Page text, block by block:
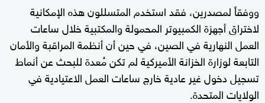
ووفقاً لمصدرين، فقد استخدم المتسللون هذه الإمكانية
لاختراق أجهزة الكمبيوتر المحمولة والمكتبية خلال ساعات
العمل النهارية في الصين، في حين أن أنظمة المراقبة والأمان
التابعة لوزارة الخزانة الأميركية لم تكن مُعدة للبحث عن أنماط
تسجيل دخول غير عادية خارج ساعات العمل الاعتيادية في
الولايات المتحدة.